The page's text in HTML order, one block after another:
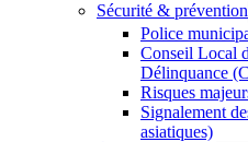
Sécurité & prévention
Police
Conseil Local
Délinquance
Risques
Signalement
asiatiques)